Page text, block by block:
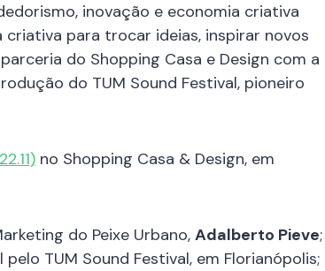
inovação e economia criativa
para trocar ideias, inspirar novos
do Shopping Casa e Design com a
do TUM Sound Festival, pioneiro
no Shopping Casa & Design, em
do Peixe Urbano, Adalberto Pieve;
pelo TUM Sound Festival, em Florianópolis;